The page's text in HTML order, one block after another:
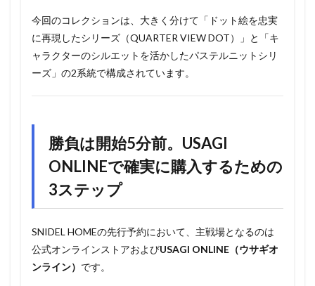
今回のコレクションは、大きく分けて「ドット絵を忠実
に再現したシリーズ（QUARTER VIEW DOT）」と「キ
ャラクターのシルエットを活かしたパステルニットシリ
ーズ」の2系統で構成されています。
勝負は開始5分前。USAGI
ONLINEで確実に購入するための
3ステップ
SNIDEL HOMEの先行予約において、主戦場となるのは
公式オンラインストアおよびUSAGI ONLINE（ウサギオ
ンライン） です。